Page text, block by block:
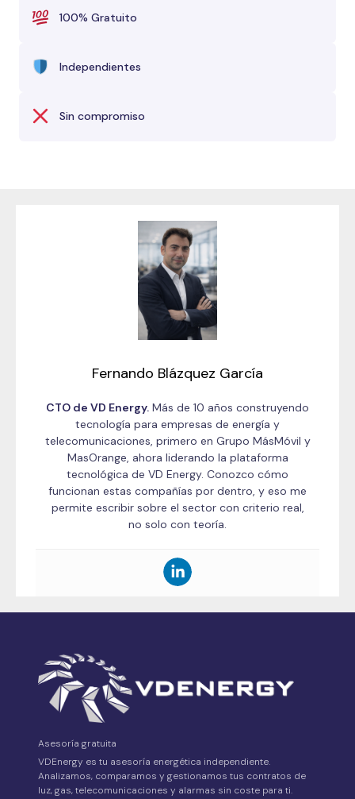
100% Gratuito
Independientes
Sin compromiso
Fernando Blázquez García
CTO de VD Energy. Más de 10 años construyendo
tecnología para empresas de energía y
telecomunicaciones, primero en Grupo MásMóvil y
MasOrange, ahora liderando la plataforma
tecnológica de VD Energy. Conozco cómo
funcionan estas compañías por dentro, y eso me
permite escribir sobre el sector con criterio real,
no solo con teoría.
Asesoría gratuita
VDEnergy es tu asesoría energética independiente.
Analizamos, comparamos y gestionamos tus contratos de
luz, gas, telecomunicaciones y alarmas sin coste para ti.